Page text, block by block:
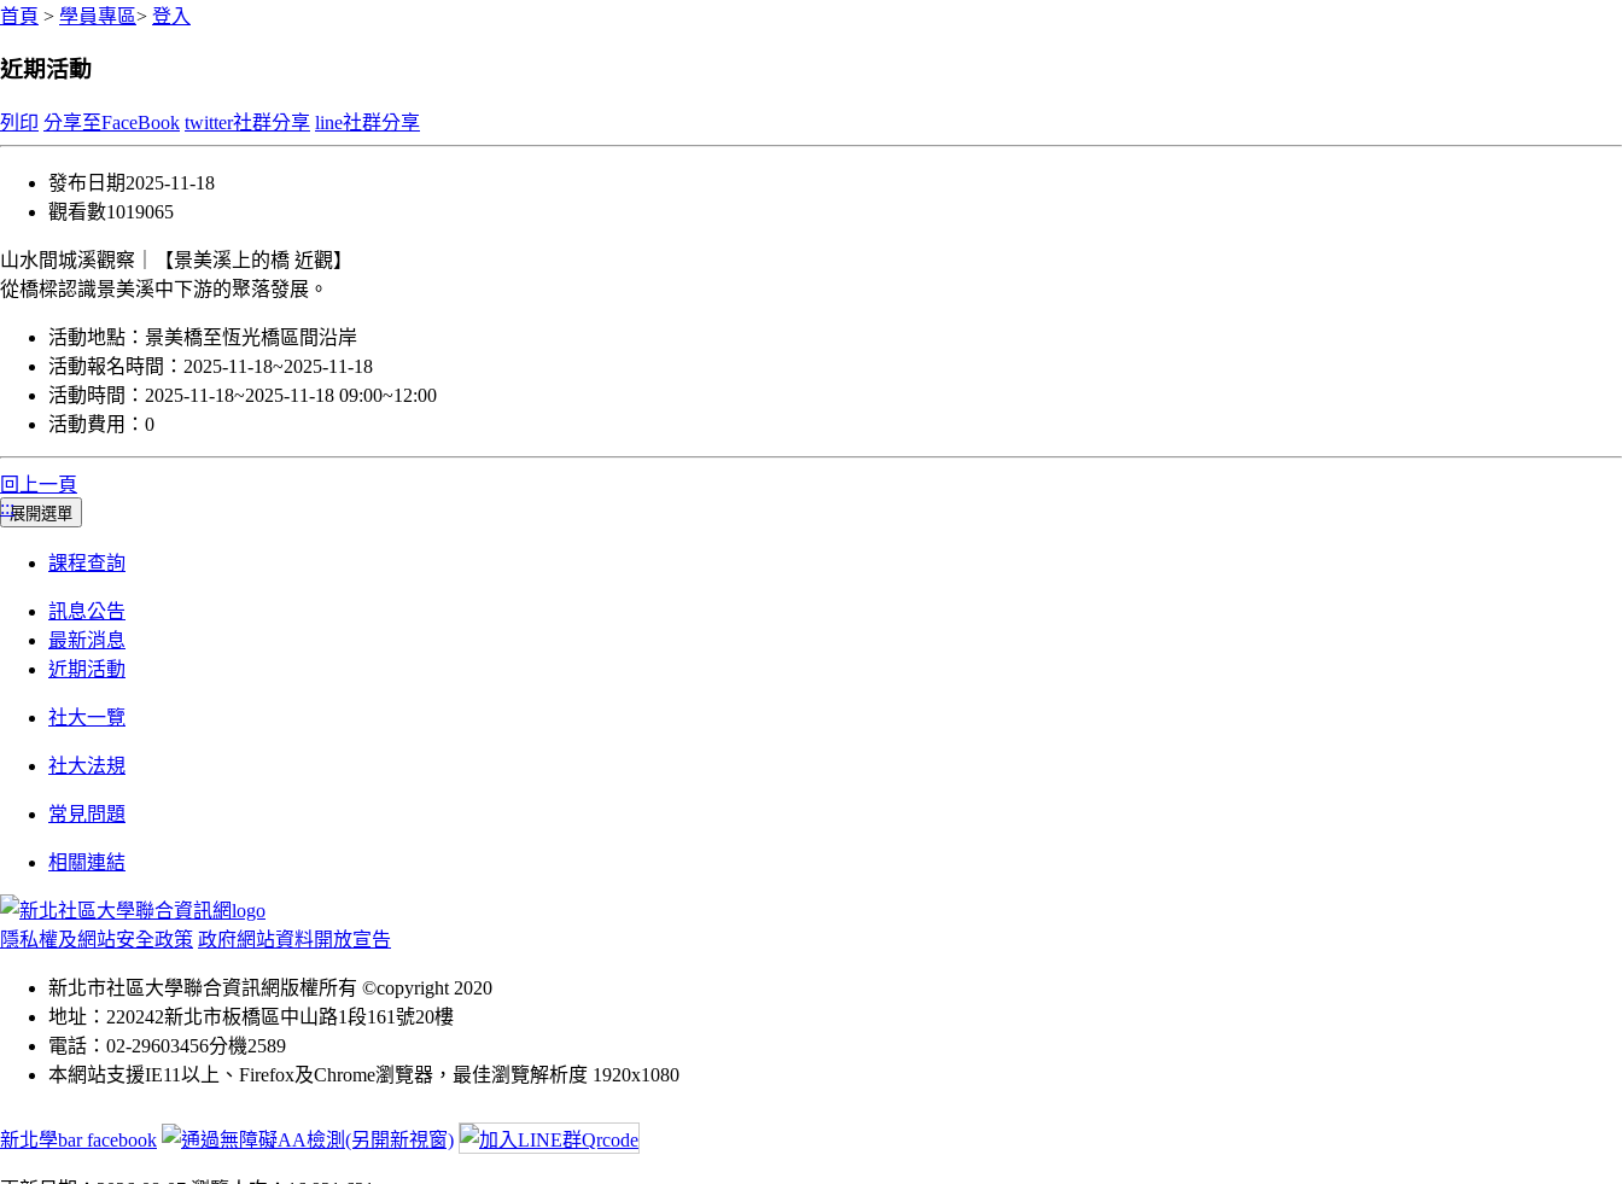
首頁 > 學員專區> 登入
近期活動
列印 分享至FaceBook twitter社群分享 line社群分享
發布日期2025-11-18
觀看數1019065
山水間城溪觀察｜【景美溪上的橋 近觀】
從橋樑認識景美溪中下游的聚落發展。
活動地點： 景美橋至恆光橋區間沿岸
活動報名時間： 2025-11-18~2025-11-18
活動時間： 2025-11-18~2025-11-18 09:00~12:00
活動費用： 0
回上一頁
:::展開選單
課程查詢
訊息公告
最新消息
近期活動
社大一覽
社大法規
常見問題
相關連結
隱私權及網站安全政策 政府網站資料開放宣告
新北市社區大學聯合資訊網版權所有 ©copyright 2020
地址：220242新北市板橋區中山路1段161號20樓
電話：02-29603456分機2589
本網站支援IE11以上、Firefox及Chrome瀏覽器，最佳瀏覽解析度 1920x1080
新北學bar facebook